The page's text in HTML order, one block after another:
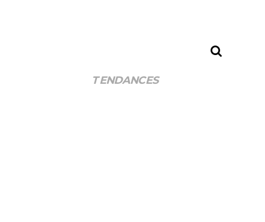
TENDANCES